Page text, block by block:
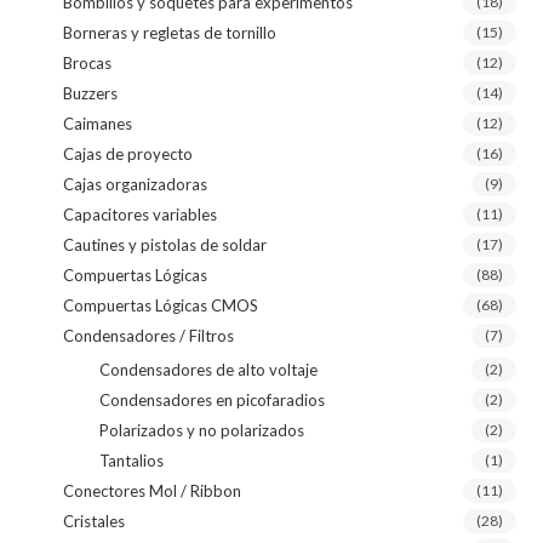
Borneras y regletas de tornillo (15)
Brocas (12)
Buzzers (14)
Caimanes (12)
Cajas de proyecto (16)
Cajas organizadoras (9)
Capacitores variables (11)
Cautines y pistolas de soldar (17)
Compuertas Lógicas (88)
Compuertas Lógicas CMOS (68)
Condensadores / Filtros (7)
Condensadores de alto voltaje (2)
Condensadores en picofaradios (2)
Polarizados y no polarizados (2)
Tantalios (1)
Conectores Mol / Ribbon (11)
Cristales (28)